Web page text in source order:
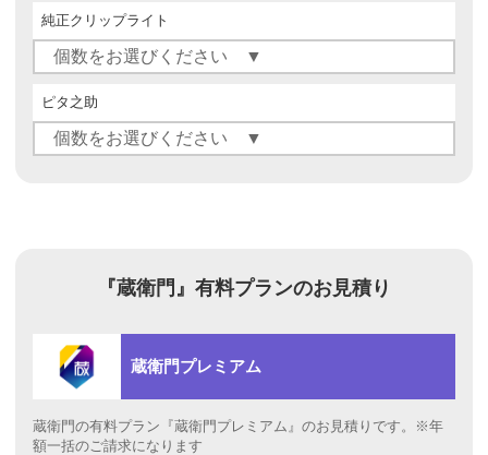
純正クリップライト
ピタ之助
『蔵衛門』 有料プランのお見積り
蔵衛門プレミアム
蔵衛門の有料プラン『蔵衛門プレミアム』のお見積りです。※年
額一括のご請求になります